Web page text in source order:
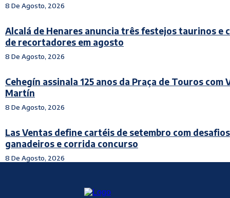
8 De Agosto, 2026
Alcalá de Henares anuncia três festejos taurinos e
de recortadores em agosto
8 De Agosto, 2026
Cehegín assinala 125 anos da Praça de Touros com
Martín
8 De Agosto, 2026
Las Ventas define cartéis de setembro com desafios
ganadeiros e corrida concurso
8 De Agosto, 2026